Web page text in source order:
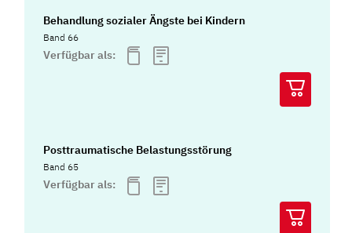
Behandlung sozialer Ängste bei Kindern
Band 66
Verfügbar als:
Posttraumatische Belastungsstörung
Band 65
Verfügbar als: